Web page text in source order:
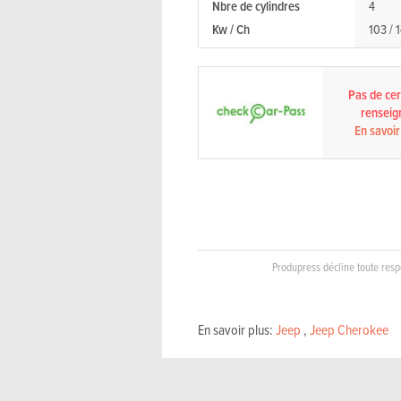
Nbre de cylindres
4
Kw / Ch
103 /
Pas de
En
Produpress décline toute
En savoir plus:Jeep ,Jeep Cherokee